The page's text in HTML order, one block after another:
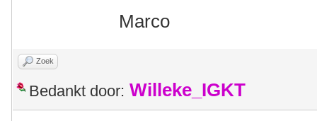
Marco
Zoek
Bedankt door: Willeke_IGKT